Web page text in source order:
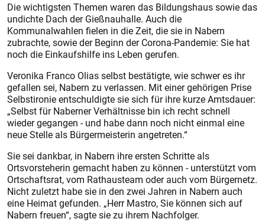
Die wichtigsten Themen waren das Bildungshaus sowie das
undichte Dach der Gießnauhalle. Auch die
Kommunalwahlen fielen in die Zeit, die sie in Nabern
zubrachte, sowie der Beginn der Corona-Pandemie: Sie hat
noch die Einkaufshilfe ins Leben gerufen.
Veronika Franco Olias selbst bestätigte, wie schwer es ihr
gefallen sei, Nabern zu verlassen. Mit einer gehörigen Prise
Selbstironie entschuldigte sie sich für ihre kurze Amtsdauer:
„Selbst für Naberner Verhältnisse bin ich recht schnell
wieder gegangen - und habe dann noch nicht einmal eine
neue Stelle als Bürgermeisterin angetreten.“
Sie sei dankbar, in Nabern ihre ersten Schritte als
Ortsvorsteherin gemacht haben zu können - unterstützt vom
Ortschaftsrat, vom Rathausteam oder auch vom Bürgernetz.
Nicht zuletzt habe sie in den zwei Jahren in Nabern auch
eine Heimat gefunden. „Herr Mastro, Sie können sich auf
Nabern freuen“, sagte sie zu ihrem Nachfolger.